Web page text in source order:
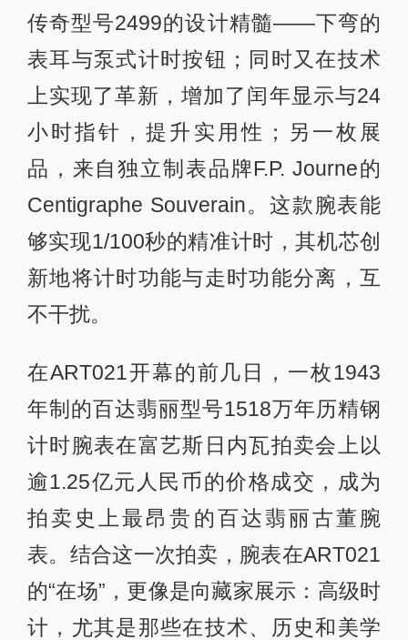
传奇型号2499的设计精髓——下弯的
表耳与泵式计时按钮；同时又在技术
上实现了革新，增加了闰年显示与24
小时指针，提升实用性；另一枚展
品，来自独立制表品牌F.P. Journe的
Centigraphe Souverain。这款腕表能
够实现1/100秒的精准计时，其机芯创
新地将计时功能与走时功能分离，互
不干扰。
在ART021开幕的前几日，一枚1943
年制的百达翡丽型号1518万年历精钢
计时腕表在富艺斯日内瓦拍卖会上以
逾1.25亿元人民币的价格成交，成为
拍卖史上最昂贵的百达翡丽古董腕
表。结合这一次拍卖，腕表在ART021
的“在场”，更像是向藏家展示：高级时
计，尤其是那些在技术、历史和美学